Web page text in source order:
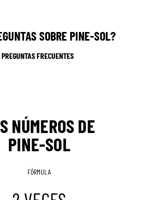
SOBRE PINE-SOL?
FRECUENTES
NÚMEROS DE
PINE-SOL
FÓRMULA